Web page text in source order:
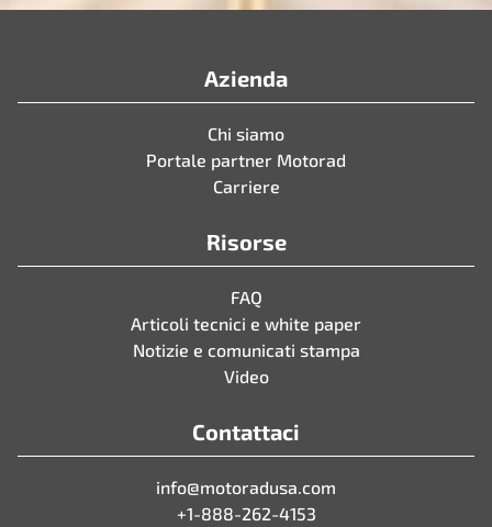
Azienda
Chi siamo
Portale partner Motorad
Carriere
Risorse
FAQ
Articoli tecnici e white paper
Notizie e comunicati stampa
Video
Contattaci
info@motoradusa.com
+1-888-262-4153